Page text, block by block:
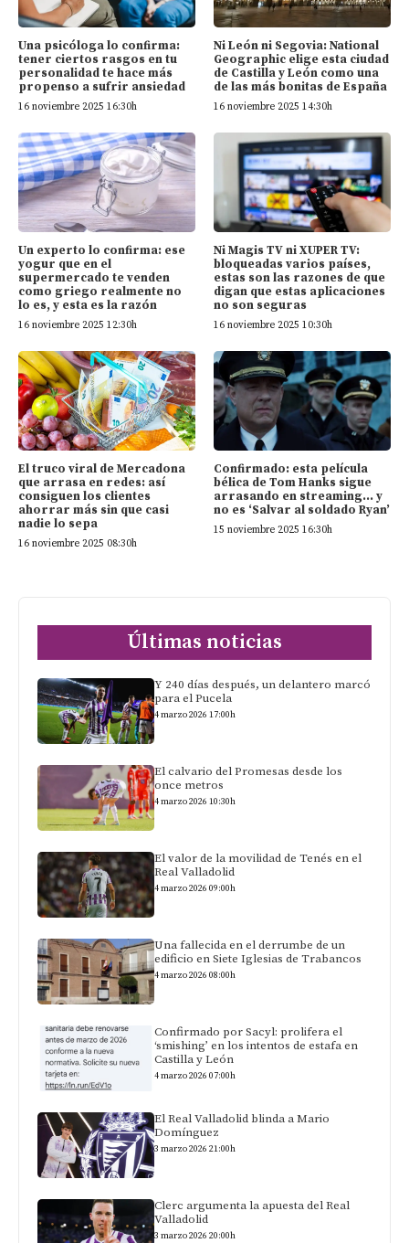
Una psicóloga lo confirma:
tener ciertos rasgos en tu
personalidad te hace más
propenso a sufrir ansiedad
16 noviembre 2025 16:30h
Ni León ni Segovia: National
Geographic elige esta ciudad
de Castilla y León como una
de las más bonitas de España
16 noviembre 2025 14:30h
Un experto lo confirma: ese
yogur que en el
supermercado te venden
como griego realmente no
lo es, y esta es la razón
16 noviembre 2025 12:30h
Ni Magis TV ni XUPER TV:
bloqueadas varios países,
estas son las razones de que
digan que estas aplicaciones
no son seguras
16 noviembre 2025 10:30h
El truco viral de Mercadona
que arrasa en redes: así
consiguen los clientes
ahorrar más sin que casi
nadie lo sepa
16 noviembre 2025 08:30h
Confirmado: esta película
bélica de Tom Hanks sigue
arrasando en streaming… y
no es ‘Salvar al soldado Ryan’
15 noviembre 2025 16:30h
Últimas noticias
Y 240 días después, un delantero marcó
para el Pucela
4 marzo 2026 17:00h
El calvario del Promesas desde los
once metros
4 marzo 2026 10:30h
El valor de la movilidad de Tenés en el
Real Valladolid
4 marzo 2026 09:00h
Una fallecida en el derrumbe de un
edificio en Siete Iglesias de Trabancos
4 marzo 2026 08:00h
Confirmado por Sacyl: prolifera el
‘smishing’ en los intentos de estafa en
Castilla y León
4 marzo 2026 07:00h
El Real Valladolid blinda a Mario
Domínguez
3 marzo 2026 21:00h
Clerc argumenta la apuesta del Real
Valladolid
3 marzo 2026 20:00h